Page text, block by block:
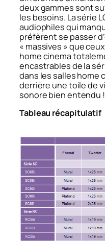
deux gammes sont
les besoins. La série
audiophiles qui
préfèrent se passer
« massives » que
home cinema
encastrables de la
dans les salles home
derrière une toile de
sonore bien entendu
Tableau récapitulatif